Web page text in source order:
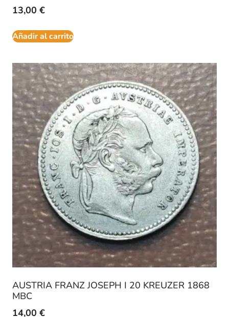
13,00 €
Añadir al carrito
AUSTRIA FRANZ JOSEPH I 20 KREUZER 1868
MBC
14,00 €